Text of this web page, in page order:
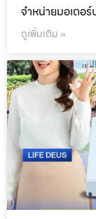
จำหน่ายมอเตอ
ดูเพิ่มเติม »